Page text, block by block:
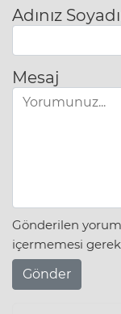
Adınız
Mesaj
Gönderilen
içermemesi
Gönder